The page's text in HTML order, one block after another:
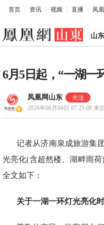
首页 资讯 视频 直播 凤
山东
6月5日起，“一湖一
凤凰网山东
2026年06月04日 07:25:08 来
记者从济南泉成旅游集
光亮化(含超然楼、湖畔雨
全文如下：
关于一湖一环灯光亮化